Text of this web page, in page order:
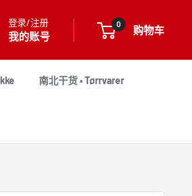
登录/注册
我的账号
0 购物车
南北干货 • Tørrvarer